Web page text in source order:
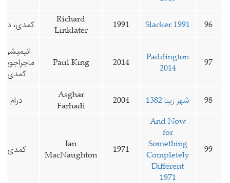
96
Slacker 1991
1991
Richard
Linklater
کمدی،
97
Paddington
2014
2014
Paul King
انیمیشن،
کمدی
98 شهر زیبا 1382 2004
Asghar
Farhadi
درام
99
And Now
for
Something
Completely
Different
1971
1971
Ian
MacNaughton
کمدی